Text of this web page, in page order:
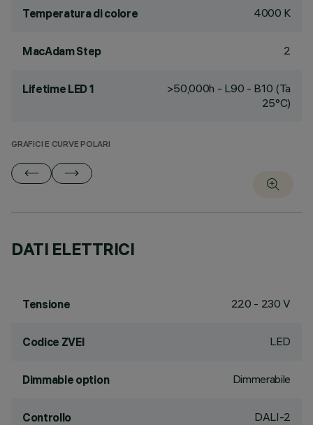
Temperatura di colore 4000 K
MacAdam Step 2
Lifetime LED 1
>50,000h - L90 - B10 (Ta
25°C)
GRAFICI E CURVE POLARI
DATI ELETTRICI
Tensione 220 - 230 V
Codice ZVEI LED
Dimmable option Dimmerabile
Controllo DALI-2